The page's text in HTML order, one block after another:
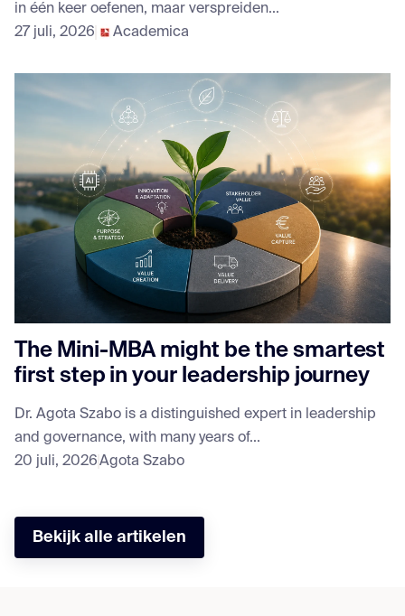
in één keer oefenen, maar verspreiden...
27 juli, 2026
Academica
The Mini-MBA might be the smartest
first step in your leadership journey
Dr. Agota Szabo is a distinguished expert in leadership
and governance, with many years of...
20 juli, 2026Agota Szabo
Bekijk alle artikelen